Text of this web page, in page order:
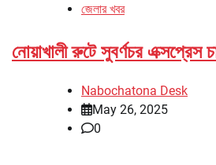
জেলার খবর
নোয়াখালী রুটে সুবর্ণচর এক্সপ্রেস
Nabochatona Desk
May 26, 2025
0